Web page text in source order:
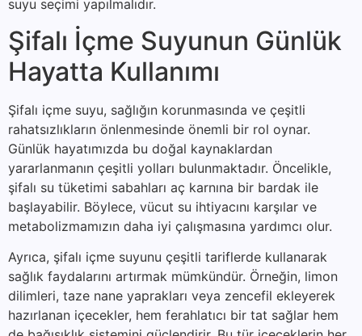
suyu seçimi yapılmalıdır.
Şifalı İçme Suyunun Günlük
Hayatta Kullanımı
Şifalı içme suyu, sağlığın korunmasında ve çeşitli
rahatsızlıkların önlenmesinde önemli bir rol oynar.
Günlük hayatımızda bu doğal kaynaklardan
yararlanmanın çeşitli yolları bulunmaktadır. Öncelikle,
şifalı su tüketimi sabahları aç karnına bir bardak ile
başlayabilir. Böylece, vücut su ihtiyacını karşılar ve
metabolizmamızın daha iyi çalışmasına yardımcı olur.
Ayrıca, şifalı içme suyunu çeşitli tariflerde kullanarak
sağlık faydalarını artırmak mümkündür. Örneğin, limon
dilimleri, taze nane yaprakları veya zencefil ekleyerek
hazırlanan içecekler, hem ferahlatıcı bir tat sağlar hem